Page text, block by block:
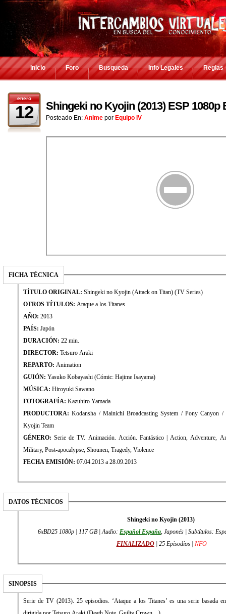
Inicio Foro Busqueda Info Legales Reglas
enero
12 Shingeki no Kyojin (2013) ESP 1080p
Posteado En: Anime por Equipo IV
FICHA TÉCNICA
TÍTULO ORIGINAL: Shingeki no Kyojin (Attack on Titan) (TV Series)
OTROS TÍTULOS: Ataque a los Titanes
AÑO: 2013
PAÍS: Japón
DURACIÓN: 22 min.
DIRECTOR: Tetsuro Araki
REPARTO: Animation
GUIÓN: Yasuko Kobayashi (Cómic: Hajime Isayama)
MÚSICA: Hiroyuki Sawano
FOTOGRAFÍA: Kazuhiro Yamada
PRODUCTORA: Kodansha / Mainichi Broadcasting System / Pony Canyon
Kyojin Team
GÉNERO: Serie de TV. Animación. Acción. Fantástico | Action, Adventure,
Military, Post-apocalypse, Shounen, Tragedy, Violence
FECHA EMISIÓN: 07.04.2013 a 28.09.2013
DATOS TÉCNICOS
Shingeki no Kyojin (2013)
6xBD25 1080p | 117 GB | Audio: Español España , Japonés | Subtítulos:
FINALIZADO| 25 Episodios | NFO
SINOPSIS
Serie de TV (2013). 25 episodios. ‘Ataque a los Titanes’ es una serie basada